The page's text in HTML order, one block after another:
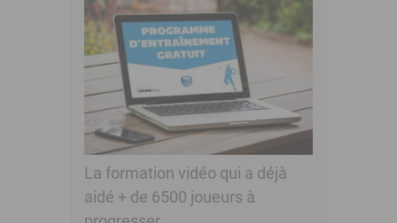
La formation vidéo qui a déjà
aidé + de 6500 joueurs à